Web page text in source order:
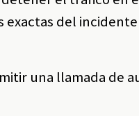
exactas del
una llamada de